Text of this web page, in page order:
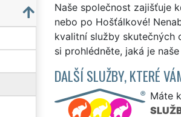
Naše společnost zajišťuje
nebo po Hošťálkové!
kvalitní služby skutečných
si prohlédněte, jaká je
DALŠÍ SLUŽBY, KTERÉ
Máte